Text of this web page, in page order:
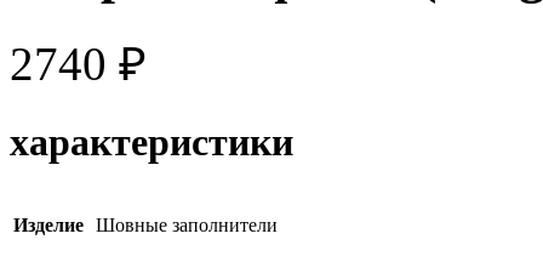
2740 ₽
характеристики
Изделие Шовные заполнители